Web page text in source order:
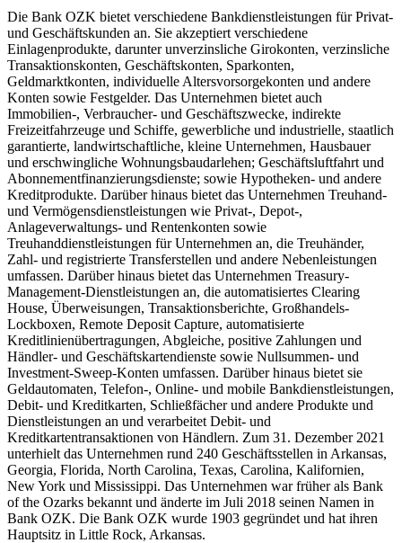
Die Bank OZK bietet verschiedene Bankdienstleistungen für Privat-
und Geschäftskunden an. Sie akzeptiert verschiedene
Einlagenprodukte, darunter unverzinsliche Girokonten, verzinsliche
Transaktionskonten, Geschäftskonten, Sparkonten,
Geldmarktkonten, individuelle Altersvorsorgekonten und andere
Konten sowie Festgelder. Das Unternehmen bietet auch
Immobilien-, Verbraucher- und Geschäftszwecke, indirekte
Freizeitfahrzeuge und Schiffe, gewerbliche und industrielle, staatlich
garantierte, landwirtschaftliche, kleine Unternehmen, Hausbauer
und erschwingliche Wohnungsbaudarlehen; Geschäftsluftfahrt und
Abonnementfinanzierungsdienste; sowie Hypotheken- und andere
Kreditprodukte. Darüber hinaus bietet das Unternehmen Treuhand-
und Vermögensdienstleistungen wie Privat-, Depot-,
Anlageverwaltungs- und Rentenkonten sowie
Treuhanddienstleistungen für Unternehmen an, die Treuhänder,
Zahl- und registrierte Transferstellen und andere Nebenleistungen
umfassen. Darüber hinaus bietet das Unternehmen Treasury-
Management-Dienstleistungen an, die automatisiertes Clearing
House, Überweisungen, Transaktionsberichte, Großhandels-
Lockboxen, Remote Deposit Capture, automatisierte
Kreditlinienübertragungen, Abgleiche, positive Zahlungen und
Händler- und Geschäftskartendienste sowie Nullsummen- und
Investment-Sweep-Konten umfassen. Darüber hinaus bietet sie
Geldautomaten, Telefon-, Online- und mobile Bankdienstleistungen,
Debit- und Kreditkarten, Schließfächer und andere Produkte und
Dienstleistungen an und verarbeitet Debit- und
Kreditkartentransaktionen von Händlern. Zum 31. Dezember 2021
unterhielt das Unternehmen rund 240 Geschäftsstellen in Arkansas,
Georgia, Florida, North Carolina, Texas, Carolina, Kalifornien,
New York und Mississippi. Das Unternehmen war früher als Bank
of the Ozarks bekannt und änderte im Juli 2018 seinen Namen in
Bank OZK. Die Bank OZK wurde 1903 gegründet und hat ihren
Hauptsitz in Little Rock, Arkansas.